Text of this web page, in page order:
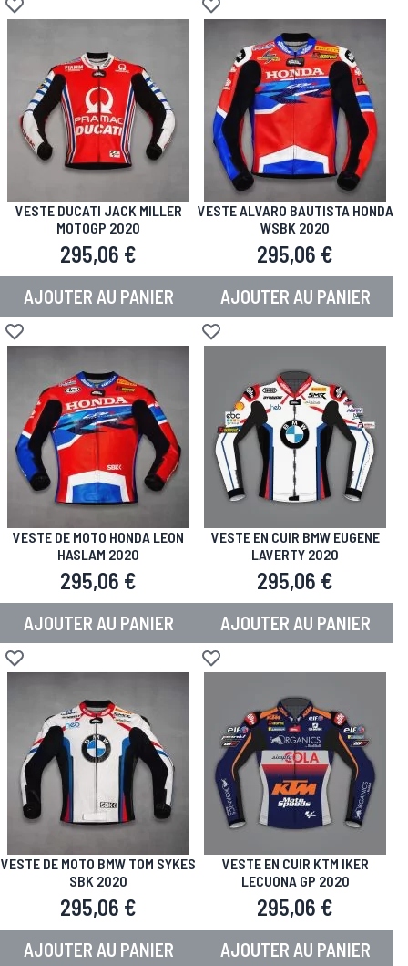
Ajouter à la liste d'achats Ajouter à la liste d'achats
VESTE DUCATI JACK MILLER
MOTOGP 2020
295,06 €
AJOUTER AU PANIER
Ajouter à la liste d'achats
VESTE ALVARO BAUTISTA HONDA
WSBK 2020
295,06 €
AJOUTER AU PANIER
Ajouter à la liste d'achats
VESTE DE MOTO HONDA LEON
HASLAM 2020
295,06 €
AJOUTER AU PANIER
Ajouter à la liste d'achats
VESTE EN CUIR BMW EUGENE
LAVERTY 2020
295,06 €
AJOUTER AU PANIER
Ajouter à la liste d'achats
VESTE DE MOTO BMW TOM SYKES
SBK 2020
295,06 €
AJOUTER AU PANIER
VESTE EN CUIR KTM IKER
LECUONA GP 2020
295,06 €
AJOUTER AU PANIER